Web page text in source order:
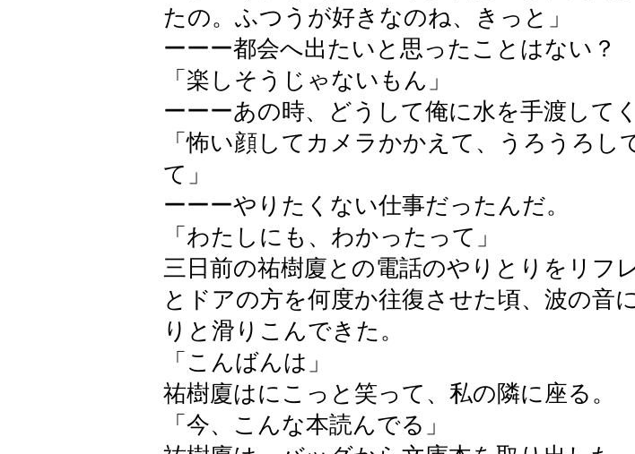
たの。ふつうが好きなのね、きっと」
ーーー都会へ出たいと思ったことはない？
「楽しそうじゃないもん」
ーーーあの時、どうして俺に水を手渡して
「怖い顔してカメラかかえて、うろうろ
て」
ーーーやりたくない仕事だったんだ。
「わたしにも、わかったって」
三日前の祐樹廈との電話のやりとりをリフ
とドアの方を何度か往復させた頃、波の音
りと滑りこんできた。
「こんばんは」
祐樹廈はにこっと笑って、私の隣に座る。
「今、こんな本読んでる」